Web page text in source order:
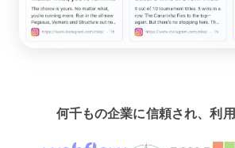
何千もの企業に信頼され、利